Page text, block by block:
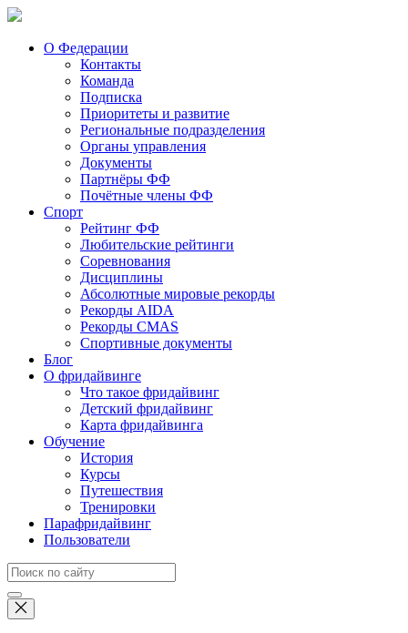
О Федерации
Контакты
Команда
Подписка
Приоритеты и развитие
Региональные подразделения
Органы управления
Документы
Партнёры ФФ
Почётные члены ФФ
Спорт
Рейтинг ФФ
Любительские рейтинги
Соревнования
Дисциплины
Абсолютные мировые рекорды
Рекорды AIDA
Рекорды CMAS
Спортивные документы
Блог
О фридайвинге
Что такое фридайвинг
Детский фридайвинг
Карта фридайвинга
Обучение
История
Курсы
Путешествия
Тренировки
Парафридайвинг
Пользователи